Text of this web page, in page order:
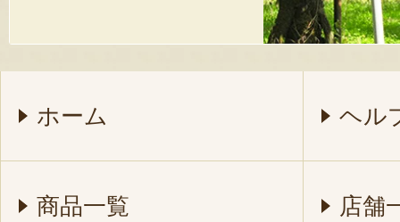
ホーム ヘル
商品一覧 店舗